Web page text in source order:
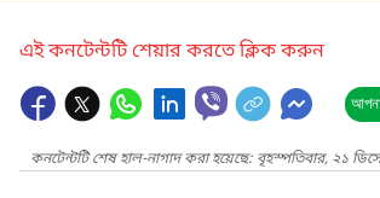
এই কনটেন্টটি শেয়ার করতে ক্লিক করুন
কনটেন্টটি শেষ হাল-নাগাদ করা হয়েছে: বৃহস্পতিবার, ২১